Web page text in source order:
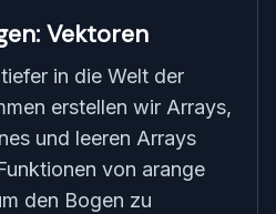
Vektoren
in die Welt der
erstellen wir Arrays,
und leeren Arrays
von arange
den Bogen zu